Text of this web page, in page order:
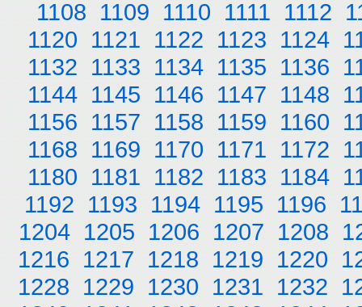
1108 1109 1110 1111 1112
1120 1121 1122 1123 1124
1132 1133 1134 1135 1136
1144 1145 1146 1147 1148
1156 1157 1158 1159 1160
1168 1169 1170 1171 1172
1180 1181 1182 1183 1184
1192 1193 1194 1195 1196
1204 1205 1206 1207 1208
1216 1217 1218 1219 1220
1228 1229 1230 1231 1232